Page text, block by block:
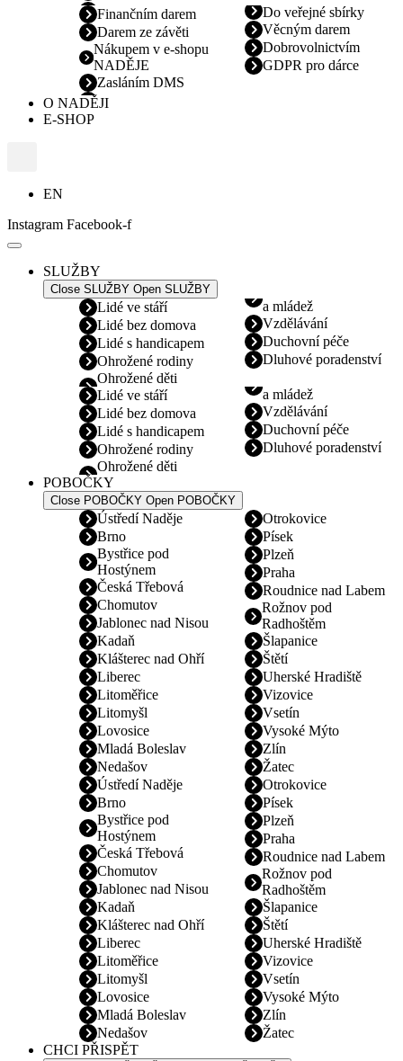
Finančním darem
Darem ze závěti
Nákupem v e-shopu
NADĚJE
Zasláním DMS
Do veřejné sbírky
Věcným darem
Dobrovolnictvím
GDPR pro dárce
O NADĚJI
E-SHOP
EN
Instagram Facebook-f
SLUŽBY
Close SLUŽBY Open SLUŽBY
Lidé ve stáří
Lidé bez domova
Lidé s handicapem
Ohrožené rodiny
Ohrožené děti
a mládež
Vzdělávání
Duchovní péče
Dluhové poradenství
Lidé ve stáří
Lidé bez domova
Lidé s handicapem
Ohrožené rodiny
Ohrožené děti
a mládež
Vzdělávání
Duchovní péče
Dluhové poradenství
POBOČKY
Close POBOČKY Open POBOČKY
Ústředí Naděje
Brno
Bystřice pod
Hostýnem
Česká Třebová
Chomutov
Jablonec nad Nisou
Kadaň
Klášterec nad Ohří
Liberec
Litoměřice
Litomyšl
Lovosice
Mladá Boleslav
Nedašov
Otrokovice
Písek
Plzeň
Praha
Roudnice nad Labem
Rožnov pod
Radhoštěm
Šlapanice
Štětí
Uherské Hradiště
Vizovice
Vsetín
Vysoké Mýto
Zlín
Žatec
Ústředí Naděje
Brno
Bystřice pod
Hostýnem
Česká Třebová
Chomutov
Jablonec nad Nisou
Kadaň
Klášterec nad Ohří
Liberec
Litoměřice
Litomyšl
Lovosice
Mladá Boleslav
Nedašov
Otrokovice
Písek
Plzeň
Praha
Roudnice nad Labem
Rožnov pod
Radhoštěm
Šlapanice
Štětí
Uherské Hradiště
Vizovice
Vsetín
Vysoké Mýto
Zlín
Žatec
CHCI PŘISPĚT